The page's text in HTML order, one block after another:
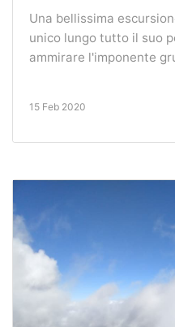
Una bellissima
unico lungo tutto il suo
ammirare l'imponente
15 Feb 2020